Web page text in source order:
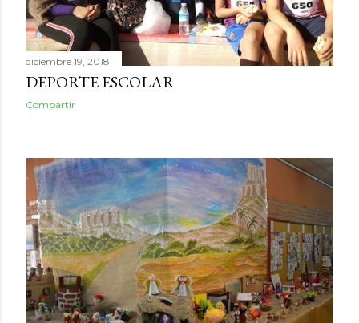
diciembre 19, 2018
DEPORTE ESCOLAR
Compartir